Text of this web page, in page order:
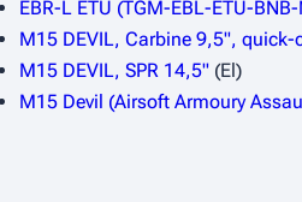
EBR-L ETU (TGM-EBL-ETU-
M15 DEVIL, Carbine 9,5", quick-
M15 DEVIL, SPR 14,5" (El)
M15 Devil (Airsoft Armoury